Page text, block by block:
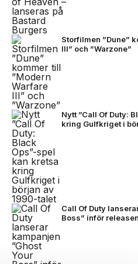
Storfilmen ”Dune”
III” och ”Warzone”
Nytt ”Call Of Duty:
kring Gulfkriget i
Call Of Duty
Boss” inför